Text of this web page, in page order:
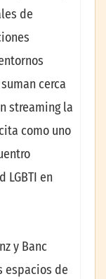
de
cerca
streaming la
como uno
en
y Banc
espacios de